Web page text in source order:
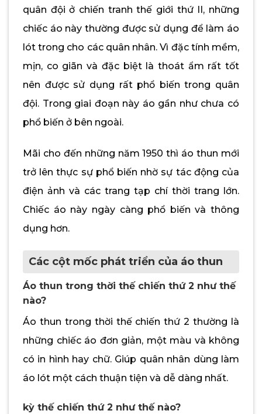
quân đội ở chiến tranh thế giới thứ II, những
chiếc áo này thường được sử dụng để làm áo
lót trong cho các quân nhân. Vì đặc tính mềm,
mịn, co giãn và đặc biệt là thoát ẩm rất tốt
nên được sử dụng rất phổ biến trong quân
đội. Trong giai đoạn này áo gần như chưa có
phổ biến ở bên ngoài.
Mãi cho đến những năm 1950 thì áo thun mới
trở lên thực sự phổ biến nhờ sự tác động của
điện ảnh và các trang tạp chí thời trang lớn.
Chiếc áo này ngày càng phổ biến và thông
dụng hơn.
Các cột mốc phát triển của áo thun
Áo thun trong thời thế chiến thứ 2 như thế
nào?
Áo thun trong thời thế chiến thứ 2 thường là
những chiếc áo đơn giản, một màu và không
có in hình hay chữ. Giúp quân nhân dùng làm
áo lót một cách thuận tiện và dễ dàng nhất.
kỳ thế chiến thứ 2 như thế nào?